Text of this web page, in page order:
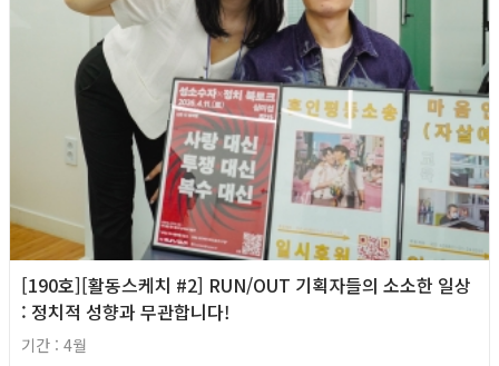
[190호][활동스케치 #2] RUN/OUT 기획자들의 소소한 일상
: 정치적 성향과 무관합니다!
기간 : 4월